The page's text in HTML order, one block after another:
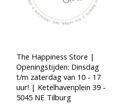
The Happiness Store |
Openingstijden: Dinsdag
t/m zaterdag van 10 - 17
uur! | Ketelhavenplein 39 -
5045 NE Tilburg